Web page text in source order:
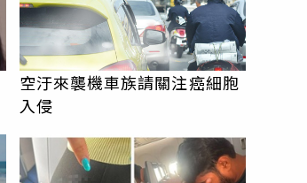
空汙來襲機車族請關注癌細胞
入侵